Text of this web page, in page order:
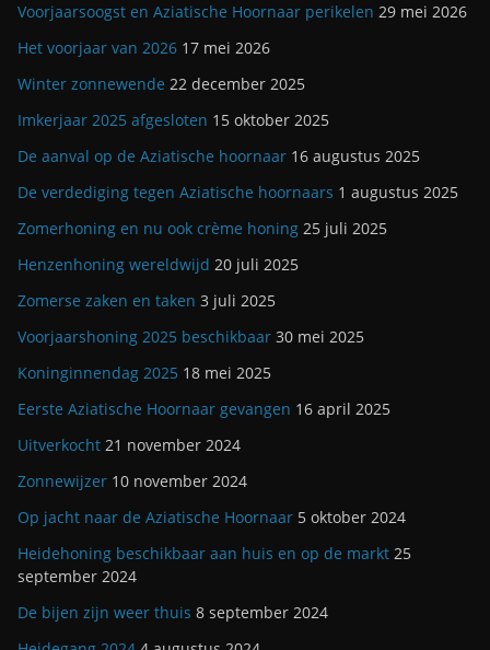
Voorjaarsoogst en Aziatische Hoornaar perikelen 29 mei 2026
Het voorjaar van 2026 17 mei 2026
Winter zonnewende 22 december 2025
Imkerjaar 2025 afgesloten 15 oktober 2025
De aanval op de Aziatische hoornaar 16 augustus 2025
De verdediging tegen Aziatische hoornaars 1 augustus 2025
Zomerhoning en nu ook crème honing 25 juli 2025
Henzenhoning wereldwijd 20 juli 2025
Zomerse zaken en taken 3 juli 2025
Voorjaarshoning 2025 beschikbaar 30 mei 2025
Koninginnendag 2025 18 mei 2025
Eerste Aziatische Hoornaar gevangen 16 april 2025
Uitverkocht 21 november 2024
Zonnewijzer 10 november 2024
Op jacht naar de Aziatische Hoornaar 5 oktober 2024
Heidehoning beschikbaar aan huis en op de markt 25
september 2024
De bijen zijn weer thuis 8 september 2024